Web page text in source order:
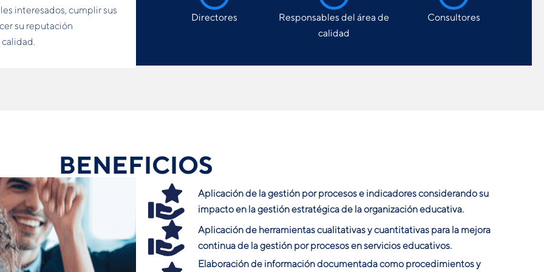
interesados, cumplir sus
su reputación
Directores
Responsables del área de
calidad
Consultores
BENEFICIOS
Aplicación de la gestión por procesos e indicadores considerando su
impacto en la gestión estratégica de la organización educativa.
Aplicación de herramientas cualitativas y cuantitativas para la mejora
continua de la gestión por procesos en servicios educativos.
Elaboración de información documentada como procedimientos y